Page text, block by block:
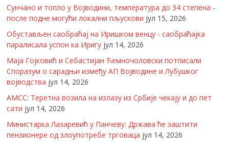
Сунчано и топло у Војводини, температура до 34 степена -
после подне могући локални пљускови јул 15, 2026
Обустављен саобраћај на Иришком венцу - саобраћајка
паралисала успон ка Иригу јул 14, 2026
Маја Гојковић и Себастијан Ћемночоловски потписали
Споразум о сарадњи између АП Војводине и Лубушког
војводства јул 14, 2026
АМСС: Теретна возила на излазу из Србије чекају и до пет
сати јул 14, 2026
Министарка Лазаревић у Панчеву: Држава ће заштити
пензионере од злоупотребе трговаца јул 14, 2026